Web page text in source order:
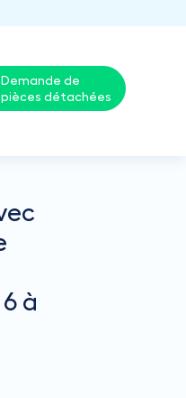
Demande de
pièces détachées
à